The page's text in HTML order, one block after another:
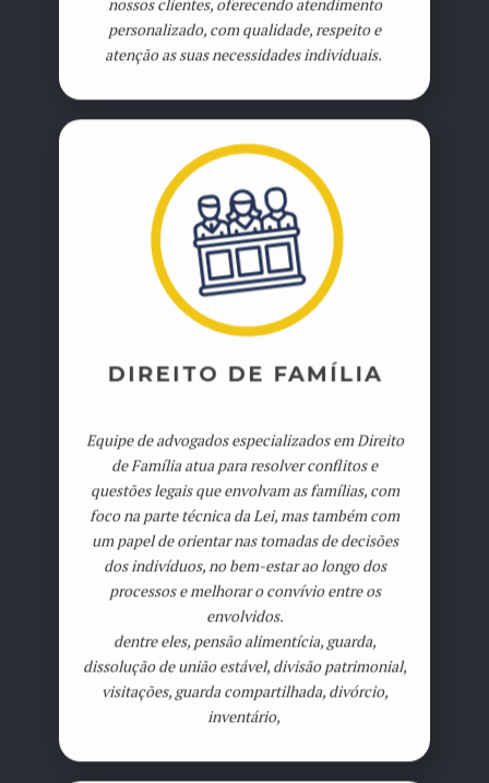
personalizado, com qualidade, respeito e
atenção as suas necessidades individuais.
DIREITO DE FAMÍLIA
Equipe de advogados especializados em Direito
de Família atua para resolver conflitos e
questões legais que envolvam as famílias, com
foco na parte técnica da Lei, mas também com
um papel de orientar nas tomadas de decisões
dos indivíduos, no bem-estar ao longo dos
processos e melhorar o convívio entre os
envolvidos.
dentre eles, pensão alimentícia, guarda,
dissolução de união estável, divisão patrimonial,
visitações, guarda compartilhada, divórcio,
inventário,